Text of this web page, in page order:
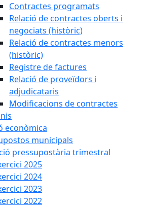
Contractes programats
Relació de contractes oberts i
negociats (històric)
Relació de contractes menors
(històric)
Registre de factures
Relació de proveïdors i
adjudicataris
Modificacions de contractes
econòmica
municipals
pressupostària trimestral
2025
2024
2023
2022